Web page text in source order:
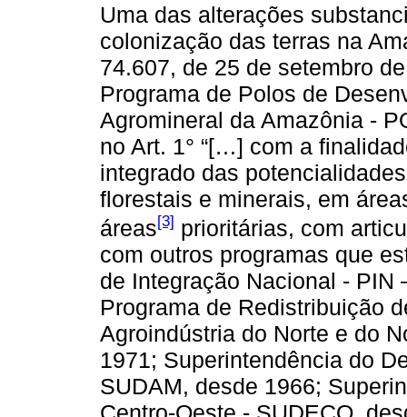
Uma das alterações
colonização das terras na
74.607, de 25 de setembro
Programa de Polos de
Agromineral da Amazônia -
no Art. 1° “[…] com a
integrado das
florestais e minerais, em
áreas[3] prioritárias, com
com outros programas que
de Integração Nacional - PIN
Programa de Redistribuição
Agroindústria do Norte e do
1971; Superintendência do
SUDAM, desde 1966;